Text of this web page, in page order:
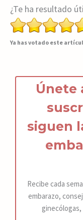
¿Te ha resultado
Ya has votado este
Únete
siguen
Recibe cada
embarazo,